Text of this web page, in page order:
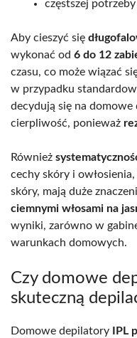
częstszej
Aby cieszyć się
wykonać od 6 do 12
czasu, co może wiązać
w przypadku
decydują się na
cierpliwość, ponieważ
Również
cechy skóry i
skóry, mają duże
ciemnymi włosami na
wyniki, zarówno w
warunkach domowych.
Czy domowe
skuteczną
Domowe depilatory IPL